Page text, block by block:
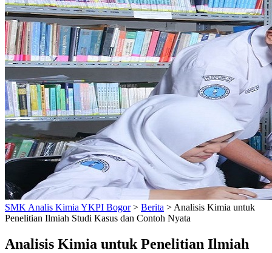
SMK Analis Kimia YKPI Bogor> Berita > Analisis Kimia untuk
Penelitian Ilmiah Studi Kasus dan Contoh Nyata
Analisis Kimia untuk Penelitian Ilmiah